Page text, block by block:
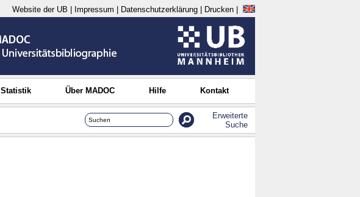
Website der UB Impressum Datenschutzerklärung Drucken
Statistik Über MADOC Hilfe Kontakt
Erweiterte
Suche